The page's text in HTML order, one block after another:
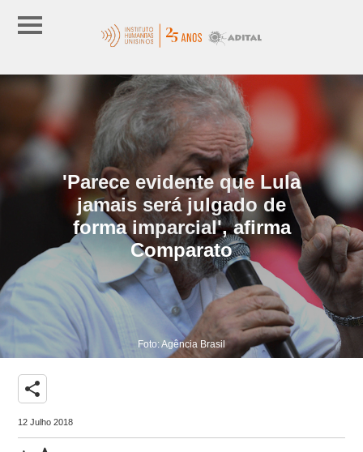
'Parece evidente que Lula
jamais será julgado de
forma imparcial', afirma
Comparato
Foto: Agência Brasil
share
12 Julho 2018